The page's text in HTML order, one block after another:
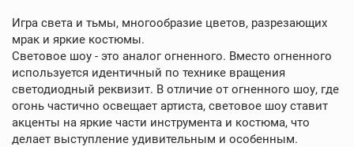
Игра света и тьмы, многообразие цветов, разрезающих
мрак и яркие костюмы.
Световое шоу - это аналог огненного. Вместо огненного
используется идентичный по технике вращения
светодиодный реквизит. В отличие от огненного шоу, где
огонь частично освещает артиста, световое шоу ставит
акценты на яркие части инструмента и костюма, что
делает выступление удивительным и особенным.